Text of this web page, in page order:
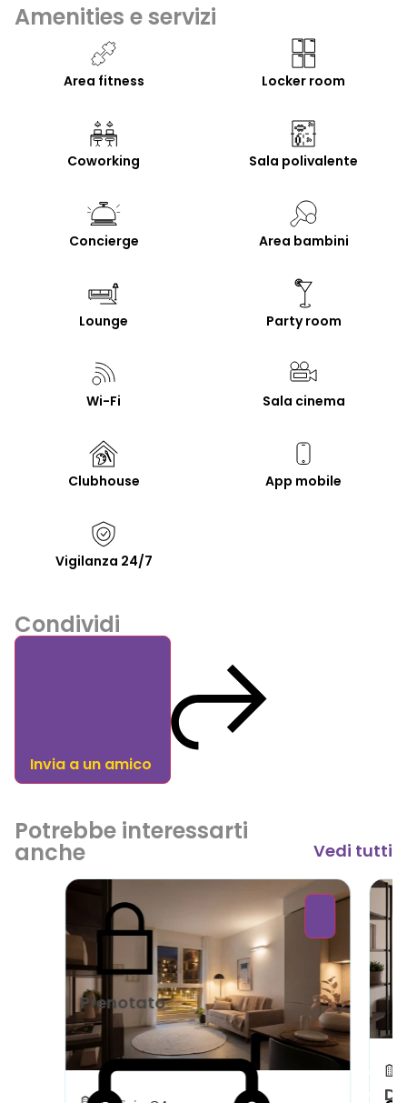
Amenities e servizi
Area fitness Locker room
Coworking Sala polivalente
Concierge Area bambini
Lounge Party room
Wi-Fi Sala cinema
Clubhouse App mobile
Vigilanza 24/7
Condividi
Invia a un amico
Potrebbe interessarti
anche Vedi tutti
Prenotato